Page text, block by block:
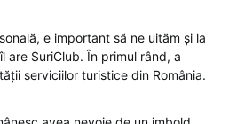
e important să ne uităm și la
are SuriClub. În primul rând, a
serviciilor turistice din România.